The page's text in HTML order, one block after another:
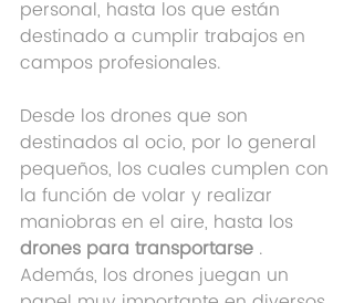
personal, hasta los que están
destinado a cumplir trabajos en
campos profesionales.
Desde los drones que son
destinados al ocio, por lo general
pequeños, los cuales cumplen con
la función de volar y realizar
maniobras en el aire, hasta los
drones para transportarse .
Además, los drones juegan un